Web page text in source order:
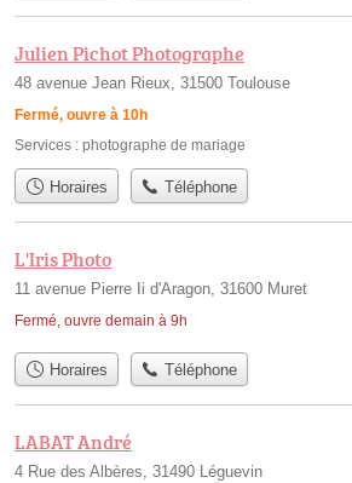
Julien Pichot Photographe
48 avenue Jean Rieux, 31500 Toulouse
Fermé, ouvre à 10h
Services : photographe de mariage
Horaires Téléphone
L'Iris Photo
11 avenue Pierre Ii d'Aragon, 31600 Muret
Fermé, ouvre demain à 9h
Horaires Téléphone
LABAT André
4 Rue des Albères, 31490 Léguevin